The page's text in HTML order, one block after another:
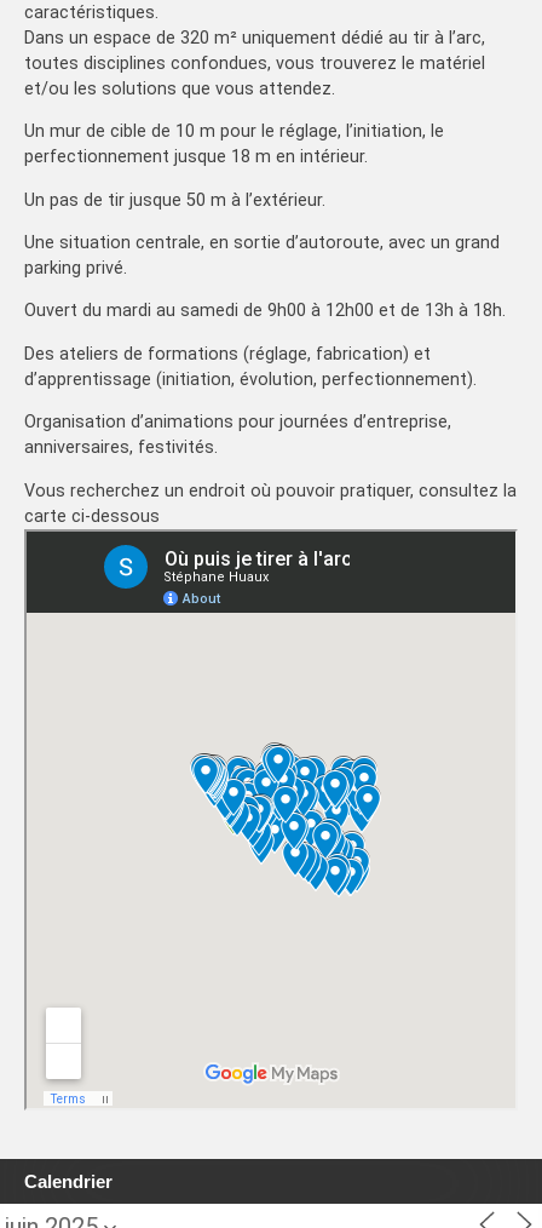
caractéristiques.
Dans un espace de 320 m² uniquement dédié au tir à l’arc,
toutes disciplines confondues, vous trouverez le matériel
et/ou les solutions que vous attendez.
Un mur de cible de 10 m pour le réglage, l’initiation, le
perfectionnement jusque 18 m en intérieur.
Un pas de tir jusque 50 m à l’extérieur.
Une situation centrale, en sortie d’autoroute, avec un grand
parking privé.
Ouvert du mardi au samedi de 9h00 à 12h00 et de 13h à 18h.
Des ateliers de formations (réglage, fabrication) et
d’apprentissage (initiation, évolution, perfectionnement).
Organisation d’animations pour journées d’entreprise,
anniversaires, festivités.
Vous recherchez un endroit où pouvoir pratiquer, consultez la
carte ci-dessous
Calendrier